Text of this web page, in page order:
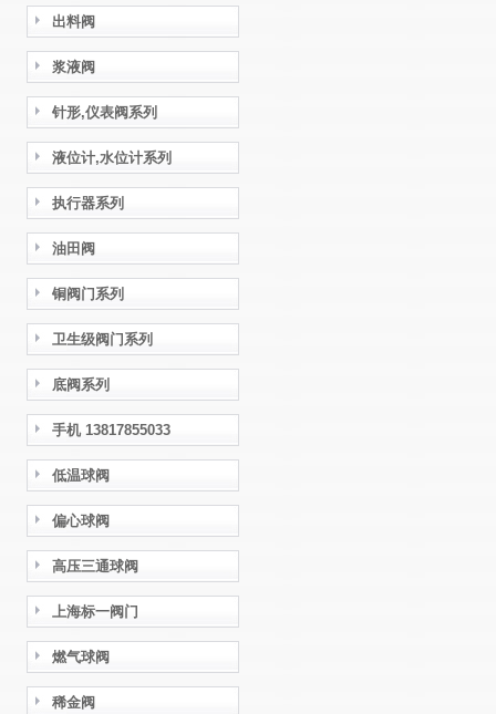
出料阀
浆液阀
针形,仪表阀系列
液位计,水位计系列
执行器系列
油田阀
铜阀门系列
卫生级阀门系列
底阀系列
手机 13817855033
低温球阀
偏心球阀
高压三通球阀
上海标一阀门
燃气球阀
稀金阀